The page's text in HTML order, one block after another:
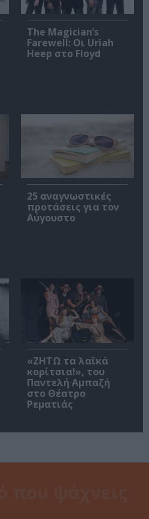
The Magician’s
Farewell: Οι Uriah
Heep στο Floyd
25 αναγνωστικές
προτάσεις για τον
Αύγουστο
«ΖΗΤΩ τα λαϊκά
κορίτσια!», του
Παντελή Αμπαζή
στο Θέατρο
Ρεματιάς